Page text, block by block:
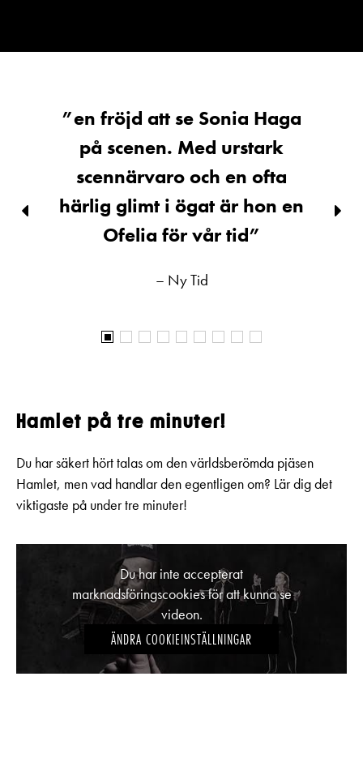
”en fröjd att se Sonia Haga
på scenen. Med urstark
scennärvaro och en ofta
härlig glimt i ögat är hon en
Ofelia för vår tid”
– Ny Tid
Föregående
Hamlet på tre minuter!
Du har säkert hört talas om den världsberömda pjäsen
Hamlet, men vad handlar den egentligen om? Lär dig det
viktigaste på under tre minuter!
Du har inte accepterat
marknadsföringscookies för att kunna se
videon.
ÄNDRA COOKIEINSTÄLLNINGAR